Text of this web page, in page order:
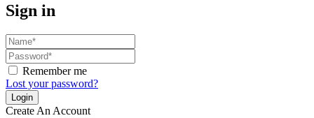
Sign in
Remember me
Lost your password?
Create An Account